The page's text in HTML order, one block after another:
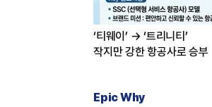
‘티웨이’ → ‘트리니티’
작지만 강한 항공사로 승부
Epic Why